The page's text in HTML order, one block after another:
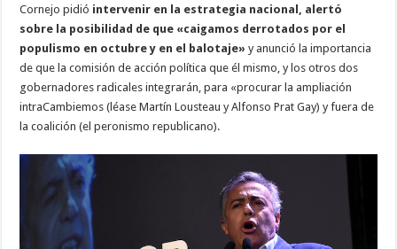
Cornejo pidió intervenir en la estrategia nacional, alertó
sobre la posibilidad de que «caigamos derrotados por el
populismo en octubre y en el balotaje» y anunció la importancia
de que la comisión de acción política que él mismo, y los otros dos
gobernadores radicales integrarán, para «procurar la ampliación
intraCambiemos (léase Martín Lousteau y Alfonso Prat Gay) y fuera de
la coalición (el peronismo republicano).